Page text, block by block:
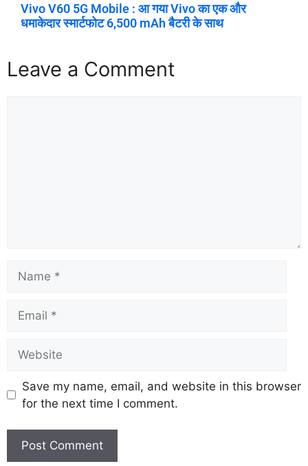
Vivo V60 5G Mobile : आ गया Vivo का एक और
धमाकेदार स्मार्टफोट 6,500 mAh बैटरी के साथ
Leave a Comment
Save my name, email, and website in this browser
for the next time I comment.